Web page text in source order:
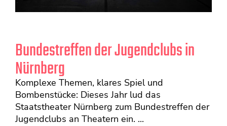
Bundestreffen der Jugendclubs in
Nürnberg
Komplexe Themen, klares Spiel und
Bombenstücke: Dieses Jahr lud das
Staatstheater Nürnberg zum Bundestreffen der
Jugendclubs an Theatern ein. ...